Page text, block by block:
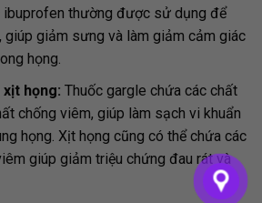
ibuprofen thường được sử dụng để
giúp giảm sưng và làm giảm cảm giác
họng.
họng: Thuốc gargle chứa các chất
chống viêm, giúp làm sạch vi khuẩn
họng. Xịt họng cũng có thể chứa các
giúp giảm triệu chứng đau rát và